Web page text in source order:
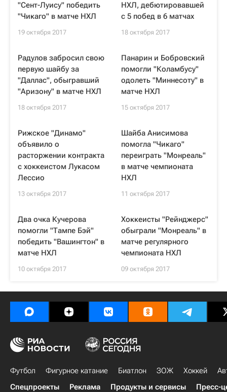
"Сент-Луису" победить
"Чикаго" в матче НХЛ
19 октября 2017
НХЛ, дебютировавшей
с 5 побед в 6 матчах
18 октября 2017
Радулов забросил свою
первую шайбу за
"Даллас", обыгравший
"Аризону" в матче НХЛ
18 октября 2017
Панарин и Бобровский
помогли "Коламбусу"
одолеть "Миннесоту" в
матче НХЛ
15 октября 2017
Рижское "Динамо"
объявило о
расторжении контракта
с хоккеистом Лукасом
Лессио
13 октября 2017
Шайба Анисимова
помогла "Чикаго"
переиграть "Монреаль"
в матче чемпионата
НХЛ
11 октября 2017
Два очка Кучерова
помогли "Тампе Бэй"
победить "Вашингтон" в
матче НХЛ
10 октября 2017
Хоккеисты "Рейнджерс"
обыграли "Монреаль" в
матче регулярного
чемпионата НХЛ
09 октября 2017
Футбол Фигурное катание Биатлон ЗОЖ Хоккей
Спецпроекты
Реклама Продукты и сервисы Пресс-